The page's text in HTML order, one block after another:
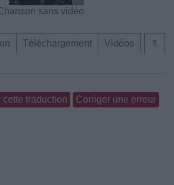
sans vidéo
⇑
Téléchargement
Vidéos
cette traduction Corriger une erreur